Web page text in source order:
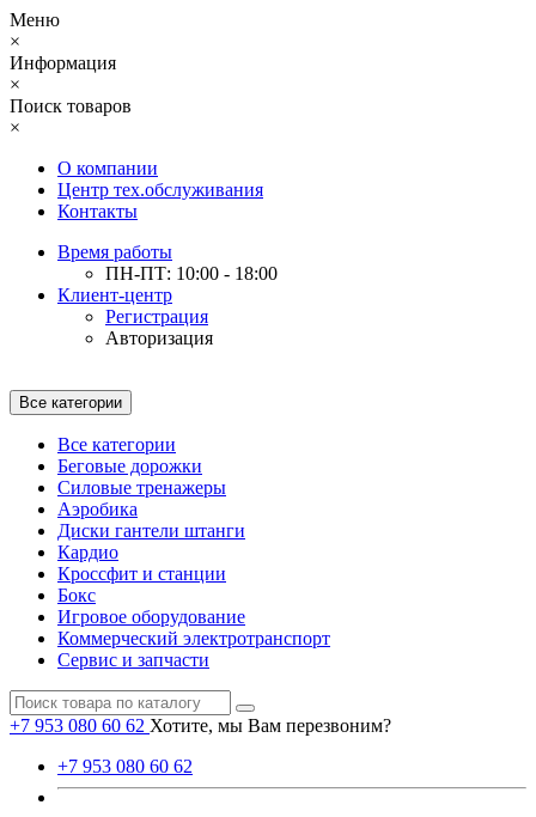
Меню
×
Информация
×
Поиск товаров
×
О компании
Центр тех.обслуживания
Контакты
Время работы
ПН-ПТ: 10:00 - 18:00
Клиент-центр
Регистрация
Авторизация
Все категории
Все категории
Беговые дорожки
Силовые тренажеры
Аэробика
Диски гантели штанги
Кардио
Кроссфит и станции
Бокс
Игровое оборудование
Коммерческий электротранспорт
Сервис и запчасти
+7 953 080 60 62 Хотите, мы Вам перезвоним?
+7 953 080 60 62